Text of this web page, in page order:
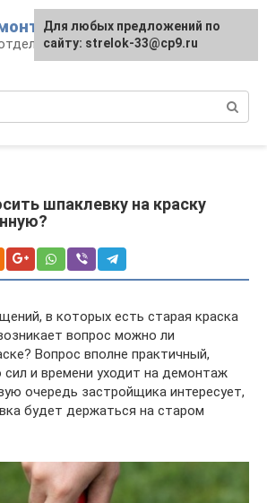
работы и
шпаклевку на краску
в которых есть старая краска
вопрос можно ли
Вопрос вполне практичный,
сил и времени уходит на демонтаж
очередь застройщика интересует,
будет держаться на старом
Для любых предложений по
сайту: strelok-33@cp9.ru
Для любых предложений по
сайту: strelok-33@cp9.ru